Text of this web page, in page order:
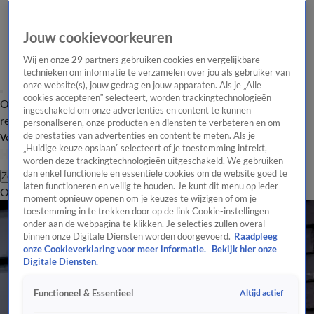
Overzicht Laatste nieuws Regionieuws Het beste van Hart
Tip de
redactie
Volg Hart van Nederland
Zoeken
OverzichtRegioUitzendingenWeerTip de redactiePanelVideo's
Jouw cookievoorkeuren
Wij en onze29 partners gebruiken cookies en vergelijkbare
technieken om informatie te verzamelen over jou als gebruiker van
onze website(s), jouw gedrag en jouw apparaten. Als je „Alle
cookies accepteren” selecteert, worden trackingtechnologieën
ingeschakeld om onze advertenties en content te kunnen
personaliseren, onze producten en diensten te verbeteren en om
de prestaties van advertenties en content te meten. Als je
„Huidige keuze opslaan” selecteert of je toestemming intrekt,
worden deze trackingtechnologieën uitgeschakeld. We gebruiken
dan enkel functionele en essentiële cookies om de website goed te
laten functioneren en veilig te houden. Je kunt dit menu op ieder
moment opnieuw openen om je keuzes te wijzigen of om je
toestemming in te trekken door op de link Cookie-instellingen
onder aan de webpagina te klikken. Je selecties zullen overal
binnen onze Digitale Diensten worden doorgevoerd. Raadpleeg
onze Cookieverklaring voor meer informatie.
Bekijk hier onze
Digitale Diensten.
Functioneel & Essentieel Altijd actief